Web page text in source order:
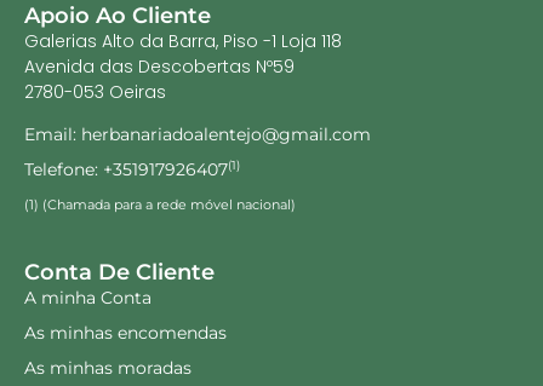
Apoio Ao Cliente
Galerias Alto da Barra, Piso -1 Loja 118
Avenida das Descobertas Nº59
2780-053 Oeiras
Email: herbanariadoalentejo@gmail.com
Telefone: +351917926407(1)
(1) (Chamada para a rede móvel nacional)
Conta De Cliente
A minha Conta
As minhas encomendas
As minhas moradas